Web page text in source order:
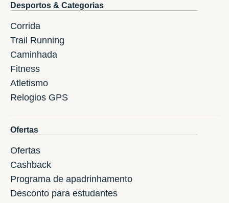
Desportos & Categorias
Corrida
Trail Running
Caminhada
Fitness
Atletismo
Relogios GPS
Ofertas
Ofertas
Cashback
Programa de apadrinhamento
Desconto para estudantes